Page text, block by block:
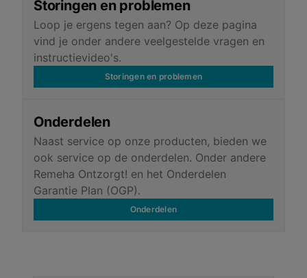
Storingen en problemen
Loop je ergens tegen aan? Op deze pagina
vind je onder andere veelgestelde vragen en
instructievideo's.
Storingen en problemen
Onderdelen
Naast service op onze producten, bieden we
ook service op de onderdelen. Onder andere
Remeha Ontzorgt! en het Onderdelen
Garantie Plan (OGP).
Onderdelen